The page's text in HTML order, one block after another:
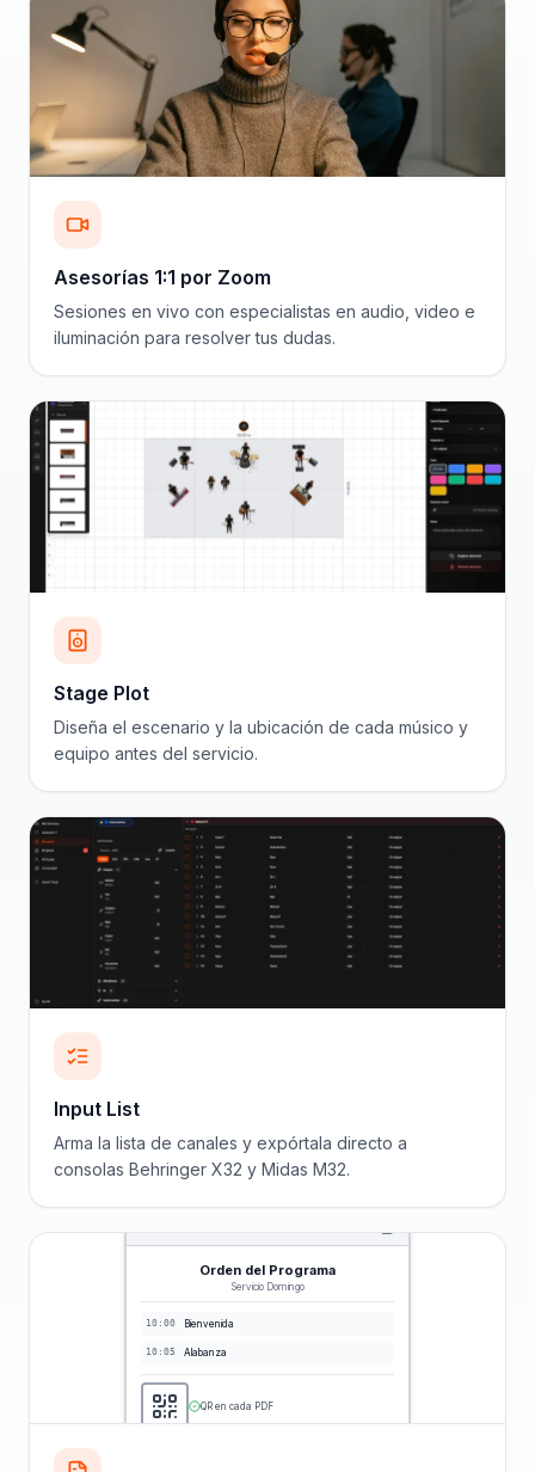
Asesorías 1:1 por Zoom
Sesiones en vivo con especialistas en audio, video e
iluminación para resolver tus dudas.
Stage Plot
Diseña el escenario y la ubicación de cada músico y
equipo antes del servicio.
Input List
Arma la lista de canales y expórtala directo a
consolas Behringer X32 y Midas M32.
Orden del Programa
Servicio Domingo
10:00 Bienvenida
10:05 Alabanza
QR en cada PDF